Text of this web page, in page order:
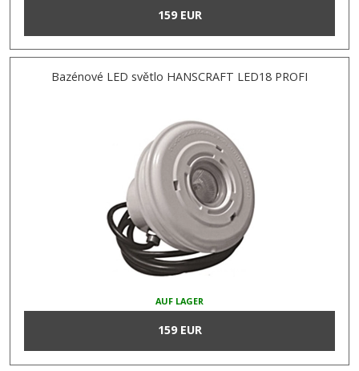
159 EUR
Bazénové LED světlo HANSCRAFT LED18 PROFI
AUF LAGER
159 EUR